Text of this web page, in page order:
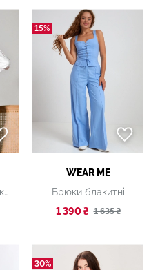
Косинка "Українська міфологія"
15%
WEAR ME
Брюки блакитні
1 390 ₴ 1 635 ₴
30%